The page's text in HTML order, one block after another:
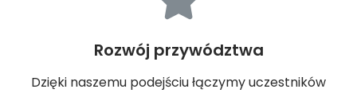
Rozwój przywództwa
Dzięki naszemu podejściu łączymy uczestników